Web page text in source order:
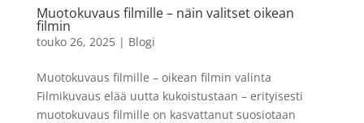
Muotokuvaus filmille – näin valitset oikean
filmin
touko 26, 2025| Blogi
Muotokuvaus filmille – oikean filmin valinta
Filmikuvaus elää uutta kukoistustaan – erityisesti
muotokuvaus filmille on kasvattanut suosiotaan
11,90€ +